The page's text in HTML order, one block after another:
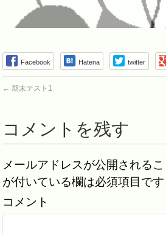
Facebook Hatena twitter
← 期末テスト1
コメントを残す
メールアドレスが公開されるこ
が付いている欄は必須項目です
コメント